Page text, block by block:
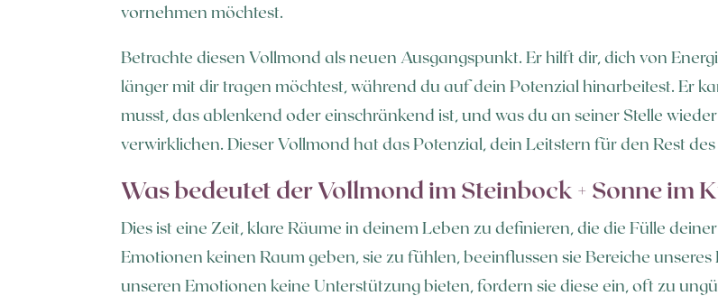
vornehmen möchtest.
Betrachte diesen Vollmond als neuen Ausgangspunkt. Er hilft dir, dich von
länger mit dir tragen möchtest, während du auf dein Potenzial hinarbeitest. Er
musst, das ablenkend oder einschränkend ist, und was du an seiner Stelle
verwirklichen. Dieser Vollmond hat das Potenzial, dein Leitstern für den Rest des
Was bedeutet der Vollmond im Steinbock + Sonne im
Dies ist eine Zeit, klare Räume in deinem Leben zu definieren, die die Fülle
Emotionen keinen Raum geben, sie zu fühlen, beeinflussen sie Bereiche
unseren Emotionen keine Unterstützung bieten, fordern sie diese ein, oft zu